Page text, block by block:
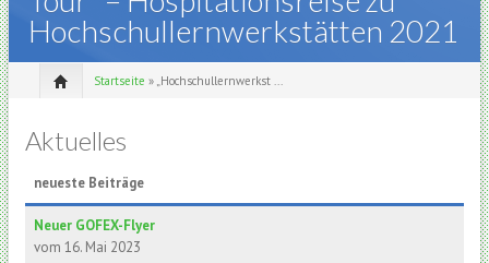
Hochschullernwerkstätten 2021
Startseite » „Hochschullernwerkst ...
Aktuelles
neueste Beiträge
Neuer GOFEX-Flyer
vom 16. Mai 2023